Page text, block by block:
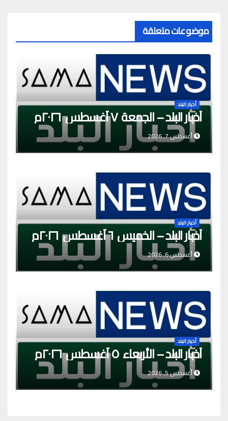
موضوعات متعلقة
أخبار البلد
أخبار البلد – الجمعة ٧ أغسطس ٢٠٢٦م
أغسطس 7, 2026
أخبار البلد
أخبار البلد – الخميس ٦ أغسطس ٢٠٢٦م
أغسطس 6, 2026
أخبار البلد
أخبار البلد – الأربعاء ٥ أغسطس ٢٠٢٦م
أغسطس 5, 2026